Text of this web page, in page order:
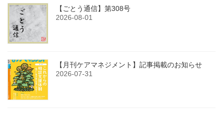
【ごとう通信】第308号
2026-08-01
【月刊ケアマネジメント】記事掲載のお知らせ
2026-07-31